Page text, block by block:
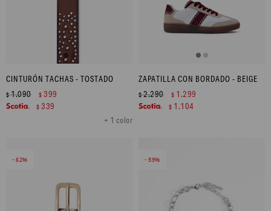
CINTURÓN TACHAS - TOSTADO
+ 1 color
$1.090 $ 399
$ 339
ZAPATILLA CON BORDADO - BEIGE
$2.290 $ 1.299
$ 1.104
62 59